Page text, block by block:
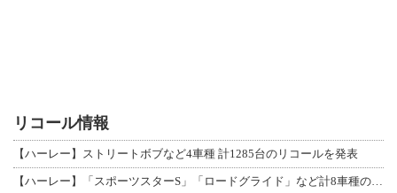
リコール情報
【ハーレー】ストリートボブなど4車種 計1285台のリコールを発表
【ハーレー】「スポーツスターS」「ロードグライド」など計8車種のリコールを発表